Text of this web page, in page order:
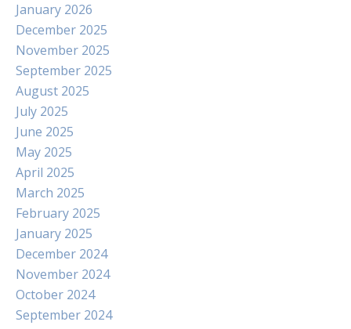
January 2026
December 2025
November 2025
September 2025
August 2025
July 2025
June 2025
May 2025
April 2025
March 2025
February 2025
January 2025
December 2024
November 2024
October 2024
September 2024